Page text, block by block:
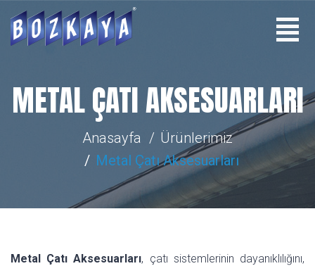
METAL ÇATI AKSESUARLARI
Anasayfa
Ürünlerimiz
Metal Çatı Aksesuarları
Metal Çatı Aksesuarları, çatı sistemlerinin dayanıklılığını,